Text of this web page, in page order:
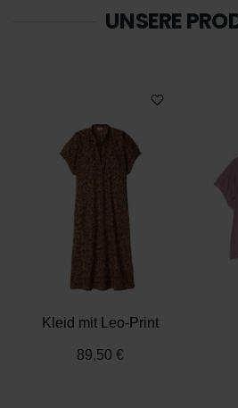
UNSERE
Kleid mit Leo-Print
89,50 €